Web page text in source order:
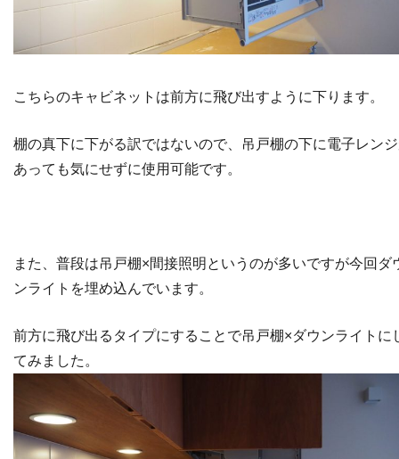
こちらのキャビネットは前方に飛び出すように下ります。
棚の真下に下がる訳ではないので、吊戸棚の下に電子レン
あっても気にせずに使用可能です。
また、普段は吊戸棚×間接照明というのが多いですが今回ダ
ンライトを埋め込んでいます。
前方に飛び出るタイプにすることで吊戸棚×ダウンライトに
てみました。